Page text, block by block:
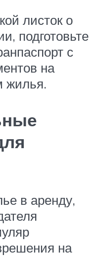
листок о
подготовьте
с
на
жилья.
в аренду,
на